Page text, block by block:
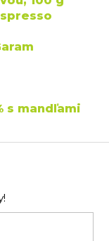
s mandľami